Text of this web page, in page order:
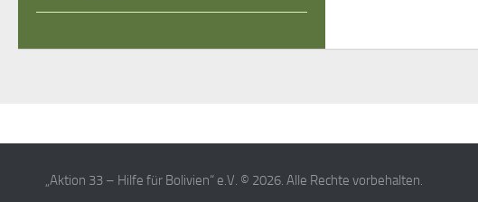
„Aktion 33 – Hilfe für Bolivien“ e.V. © 2026. Alle Rechte vorbehalten.